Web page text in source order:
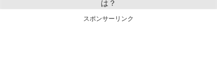
スポンサーリンク